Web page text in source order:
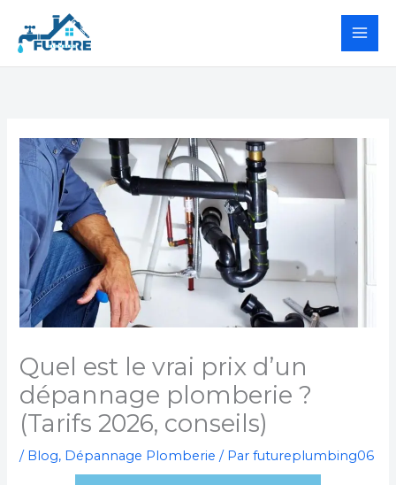
contenu
Quel est le vrai prix d’un
dépannage plomberie ?
(Tarifs 2026, conseils)
/ Blog, Dépannage Plomberie / Parfutureplumbing06